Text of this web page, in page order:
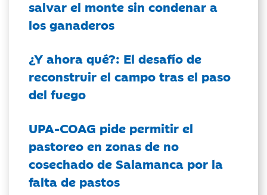
salvar el monte sin condenar a
los ganaderos
¿Y ahora qué?: El desafío de
reconstruir el campo tras el paso
del fuego
UPA-COAG pide permitir el
pastoreo en zonas de no
cosechado de Salamanca por la
falta de pastos